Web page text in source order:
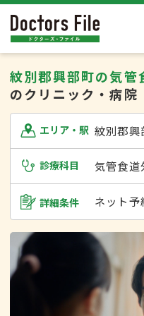
紋別郡興部町の気管
のクリニック・病院
エリア・駅 紋別郡興
診療科目 気管食道
詳細条件 ネット予